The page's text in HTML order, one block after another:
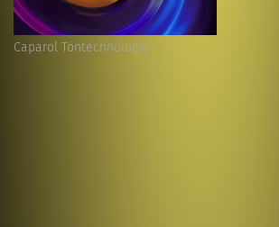
Caparol Töntechnologie